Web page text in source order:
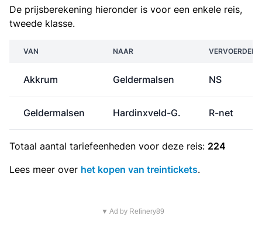
De prijsberekening hieronder is voor een enkele reis,
tweede klasse.
VAN NAAR VERVOERDER
Akkrum Geldermalsen NS
Geldermalsen Hardinxveld-G. R-net
Totaal aantal tariefeenheden voor deze reis: 224
Lees meer over het kopen van treintickets.
▼ Ad by Refinery89